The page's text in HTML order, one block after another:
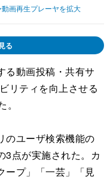
その他
動画再生プレーヤを拡大
る
動画投稿・共有サ
リティを向上させる
のユーザ検索機能の
3点が実施された。カ
ープ」「一芸」「見